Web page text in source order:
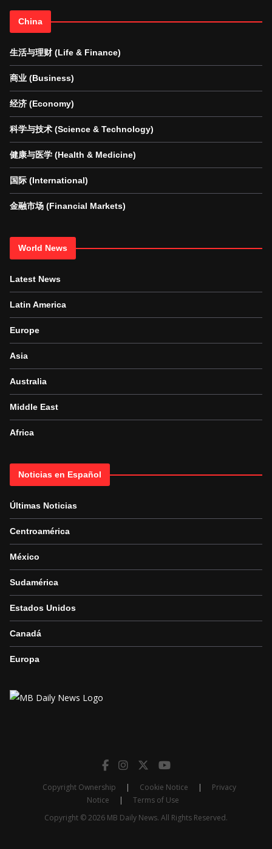
China
生活与理财 (Life & Finance)
商业 (Business)
经济 (Economy)
科学与技术 (Science & Technology)
健康与医学 (Health & Medicine)
国际 (International)
金融市场 (Financial Markets)
World News
Latest News
Latin America
Europe
Asia
Australia
Middle East
Africa
Noticias en Español
Últimas Noticias
Centroamérica
México
Sudamérica
Estados Unidos
Canadá
Europa
Copyright Ownership | Cookie Notice |
Privacy
Notice
|
Terms of Use
Copyright © 2026 MB Daily News. All Rights Reserved.